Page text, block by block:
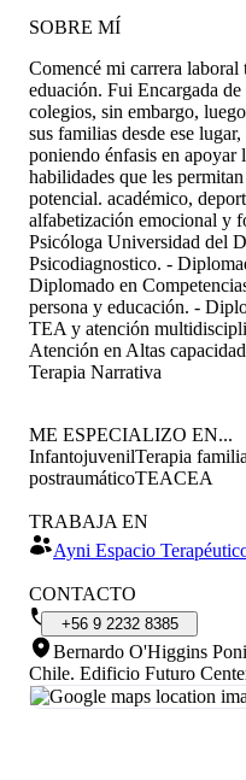
SOBRE MÍ
Comencé mi carrera laboral
eduación. Fui Encargada
colegios, sin embargo,
sus familias desde ese
poniendo énfasis en apoyar
habilidades que les
potencial. académico,
alfabetización emocional y
Psicóloga Universidad del
Psicodiagnostico. -
Diplomado en
persona y educación. -
TEA y atención
Atención en Altas
Terapia Narrativa
ME ESPECIALIZO EN...
InfantojuvenilTerapia
postraumáticoTEACEA
TRABAJA EN
Ayni Espacio
CONTACTO
+56 9 2232 8385
Bernardo O'Higgins
Chile. Edificio Futuro